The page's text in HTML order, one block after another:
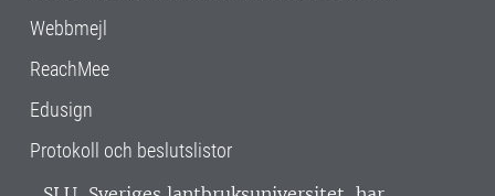
Webbmejl
ReachMee
Edusign
Protokoll och beslutslistor